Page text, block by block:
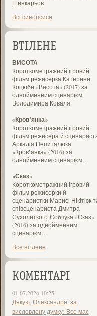
Шинкарьов
Всі синопсиси
ВТІЛЕНЕ
ВИСОТА
Короткометражний ігровий
фільм режисерка Катерини
Коцюби «Висота» (2017) за
однойменним сценарієм
Володимира Коваля.
«Кров’янка»
Короткометражний ігровий
фільм режисера й
Аркадія Непиталюка
«Кров’янка» (2016) за
однойменним сценарієм…
«Сказ»
Короткометражний ігровий
фільм режисерки й
сценаристки Марисі Нікітюк
співсценариста Дмитра
Сухолиткого-Собчука «Сказ»
(2016) за однойменним
сценарієм…
Все втілене
КОМЕНТАРІ
01.07.2026 10:25
Дякую, Олександре, за
висловлену думку! Все має